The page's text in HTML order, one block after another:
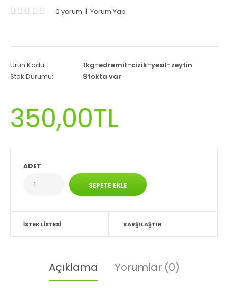
0 yorum | Yorum Yap
Ürün Kodu:
1kg-edremit-cizik-yesil-zeytin
Stok Durumu:
Stokta var
350,00TL
ADET
İSTEK LISTESI KARŞILAŞTIR
Açıklama Yorumlar (0)